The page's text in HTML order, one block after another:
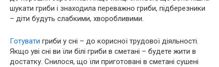
шукати гриби і знаходила переважно гриби, підберезники
– діти будуть слабкими, хворобливими.
Готувати гриби у сні – до корисної трудової діяльності.
Якщо уві сні ви їли білі гриби в сметані – будете жити в
достатку. Снилося, що їли приготовані в сметані сушені